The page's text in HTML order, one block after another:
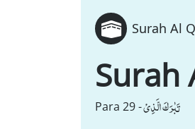
Surah Al
Surah
Para 29 -تَبٰرَكَ الَّذِیْ